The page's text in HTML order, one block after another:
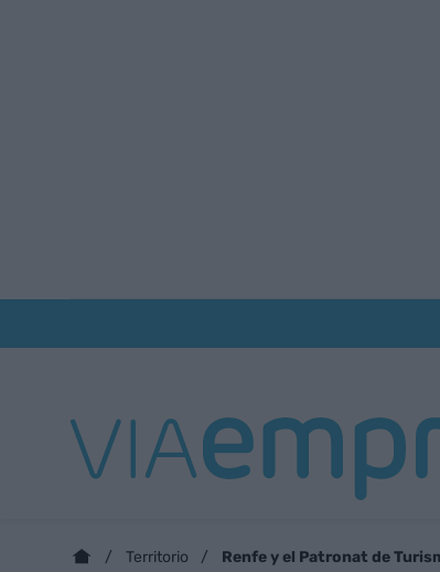
Territorio Renfe y el Patronat de